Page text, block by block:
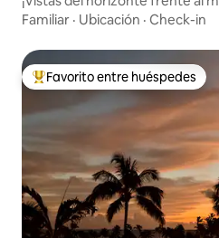
cama!/Estacionamiento gratuito
Familiar · Ubicación · Check-in
Favorito entre huéspedes
Favorito entre huéspedes